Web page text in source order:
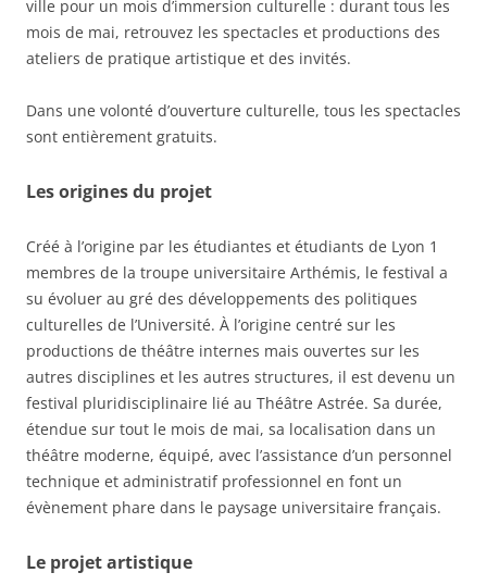
ville pour un mois d’immersion culturelle : durant tous les
mois de mai, retrouvez les spectacles et productions des
ateliers de pratique artistique et des invités.
Dans une volonté d’ouverture culturelle, tous les spectacles
sont entièrement gratuits.
Les origines du projet
Créé à l’origine par les étudiantes et étudiants de Lyon 1
membres de la troupe universitaire Arthémis, le festival a
su évoluer au gré des développements des politiques
culturelles de l’Université. À l’origine centré sur les
productions de théâtre internes mais ouvertes sur les
autres disciplines et les autres structures, il est devenu un
festival pluridisciplinaire lié au Théâtre Astrée. Sa durée,
étendue sur tout le mois de mai, sa localisation dans un
théâtre moderne, équipé, avec l’assistance d’un personnel
technique et administratif professionnel en font un
évènement phare dans le paysage universitaire français.
Le projet artistique